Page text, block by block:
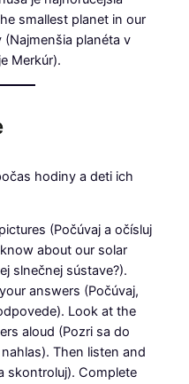
smallest planet in our
planéta v
Merkúr).
hodiny a deti ich
(Počúvaj a očísluj
about our solar
slnečnej sústave?).
answers (Počúvaj,
Look at the
aloud (Pozri sa do
Then listen and
skontroluj). Complete